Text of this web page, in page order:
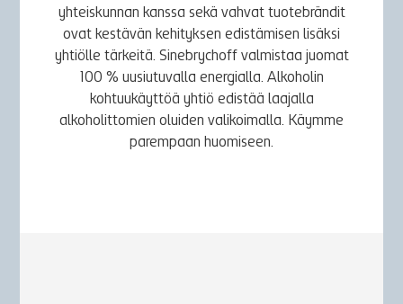
yhteiskunnan kanssa sekä vahvat tuotebrändit
ovat kestävän kehityksen edistämisen lisäksi
yhtiölle tärkeitä. Sinebrychoff valmistaa juomat
100 % uusiutuvalla energialla. Alkoholin
kohtuukäyttöä yhtiö edistää laajalla
alkoholittomien oluiden valikoimalla. Käymme
parempaan huomiseen.